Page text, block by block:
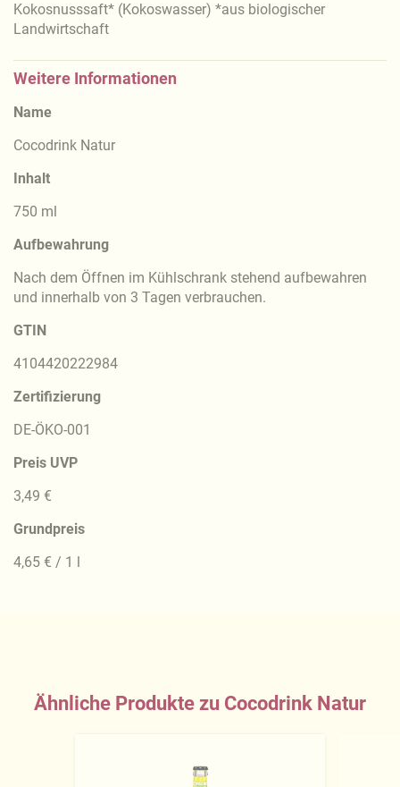
Kokosnusssaft* (Kokoswasser) *aus biologischer
Landwirtschaft
Weitere Informationen
Name
Cocodrink Natur
Inhalt
750 ml
Aufbewahrung
Nach dem Öffnen im Kühlschrank stehend aufbewahren
und innerhalb von 3 Tagen verbrauchen.
GTIN
4104420222984
Zertifizierung
DE-ÖKO-001
Preis UVP
3,49 €
Grundpreis
4,65 € / 1 l
Ähnliche Produkte zu Cocodrink Natur